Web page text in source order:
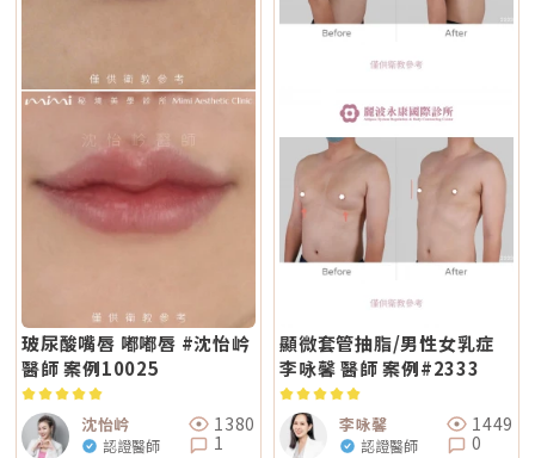
玻尿酸嘴唇 嘟嘟唇 #沈怡岒
醫師 案例10025
沈怡岒
認證醫師
1380
1
顯微套管抽脂/男性女乳症
李咏馨 醫師 案例#2333
李咏馨
認證醫師
1449
0